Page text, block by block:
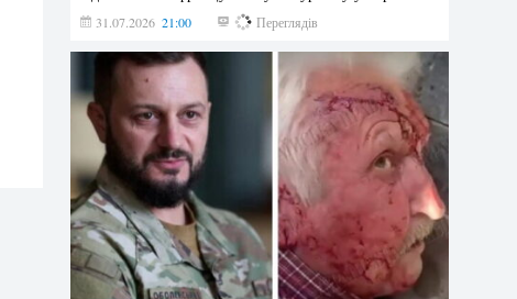
31.07.2026 21:00 208 Переглядів